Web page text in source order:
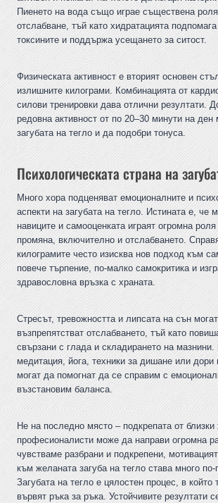
Пиенето на вода също играе съществена
отслабване, тъй като хидратацията
токсините и поддържа усещането за ситост.
Физическата активност е вторият основен
излишните килограми. Комбинацията от
силови тренировки дава отлични резултати.
редовна активност от по 20–30 минути на
загубата на тегло и да подобри тонуса.
Психологическата страна на
Много хора подценяват емоционалните и
аспекти на загубата на тегло. Истината е, че
навиците и самооценката играят огромна
промяна, включително и отслабването.
килограмите често изисква нов подход към
повече търпение, по-малко самокритика и
здравословна връзка с храната.
Стресът, тревожността и липсата на сън
възпрепятстват отслабването, тъй като
свързани с глада и складирането на мазнини.
медитация, йога, техники за дишане или дори
могат да помогнат да се справим с
възстановим баланса.
Не на последно място – подкрепата от близки
професионалисти може да направи огромна
чувстваме разбрани и подкрепени,
към желаната загуба на тегло става много
Загубата на тегло е цялостен процес, в който
вървят ръка за ръка. Устойчивите резултати